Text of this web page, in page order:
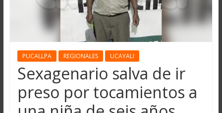
PUCALLPA REGIONALES UCAYALI
Sexagenario salva de ir
preso por tocamientos a